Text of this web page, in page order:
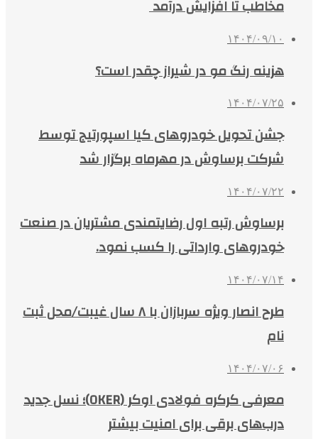
مخاطب تا افزایش درآمد
۱۴۰۴/۰۹/۱۰
هزینه رنگ مو در شیراز چقدر است؟
۱۴۰۴/۰۷/۲۵
جشن تحویل خودروهای کیا اسپورتیج توسط
شرکت برساوش در مهرماه برگزار شد
۱۴۰۴/۰۷/۲۲
برساوش رتبه اول رضایتمندی مشتریان در صنعت
خودروهای وارداتی را کسب نمود.
۱۴۰۴/۰۷/۱۴
طرح انصار ویژه سربازان با ۸ سال غیبت/محل ثبت
نام
۱۴۰۴/۰۷/۰۶
معرفی کرکره فولادی اوکر (OKER)؛ نسل جدید
درب‌های برقی برای امنیت بیشتر